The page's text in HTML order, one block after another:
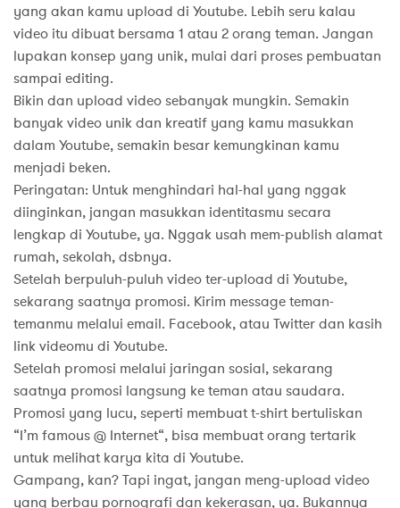
yang akan kamu upload di Youtube. Lebih seru kalau
video itu dibuat bersama 1 atau 2 orang teman. Jangan
lupakan konsep yang unik, mulai dari proses pembuatan
sampai editing.
Bikin dan upload video sebanyak mungkin. Semakin
banyak video unik dan kreatif yang kamu masukkan
dalam Youtube, semakin besar kemungkinan kamu
menjadi beken.
Peringatan: Untuk menghindari hal-hal yang nggak
diinginkan, jangan masukkan identitasmu secara
lengkap di Youtube, ya. Nggak usah mem-publish alamat
rumah, sekolah, dsbnya.
Setelah berpuluh-puluh video ter-upload di Youtube,
sekarang saatnya promosi. Kirim message teman-
temanmu melalui email. Facebook, atau Twitter dan kasih
link videomu di Youtube.
Setelah promosi melalui jaringan sosial, sekarang
saatnya promosi langsung ke teman atau saudara.
Promosi yang lucu, seperti membuat t-shirt bertuliskan
“I’m famous @ Internet“, bisa membuat orang tertarik
untuk melihat karya kita di Youtube.
Gampang, kan? Tapi ingat, jangan meng-upload video
yang berbau pornografi dan kekerasan, ya. Bukannya